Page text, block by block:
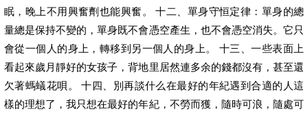
眠，晚上不用興奮劑也能興奮。 十二、單身守恒定律：單身的總
量總是保持不變的，單身既不會憑空產生，也不會憑空消失。它只
會從一個人的身上，轉移到另一個人的身上。 十三、一些表面上
看起來歲月靜好的女孩子，背地里居然連多余的錢都沒有，甚至還
欠著螞蟻花唄。 十四、別再談什么在最好的年紀遇到合適的人這
樣的理想了，我只想在最好的年紀，不勞而獲，隨時可浪，隨處可